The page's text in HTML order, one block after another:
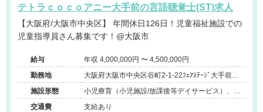
テトラｃｏｃｏアニー大手前の言語聴覚士(ST)求人
【大阪府/大阪市中央区】 年間休日126日！児童福祉施設での
児童指導員さん募集です！@大阪市
給与
年収 4,000,000円 〜 4,500,000円
勤務地
大阪府大阪市中央区谷町2-1-22ﾌｪｱｽﾃｰｼﾞ大手前
302
施設形態
小児療育（小児施設/放課後等デイサービス）、そ
の他（障害者支援）
交通費 支給あり